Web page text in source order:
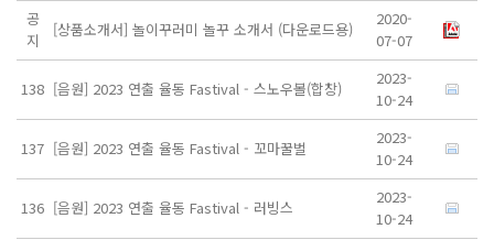
공
지
[상품소개서] 놀이꾸러미 놀꾸 소개서 (다운로드용)
2020-
07-07
138 [음원] 2023 연출 율동 Fastival - 스노우볼(합창)
2023-
10-24
137 [음원] 2023 연출 율동 Fastival - 꼬마꿀벌
2023-
10-24
136 [음원] 2023 연출 율동 Fastival - 러빙스
2023-
10-24